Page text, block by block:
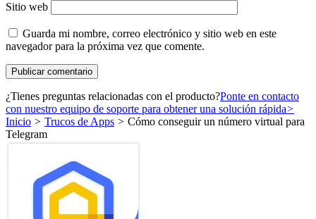
Sitio web
Guarda mi nombre, correo electrónico y sitio web en este
navegador para la próxima vez que comente.
¿Tienes preguntas relacionadas con el producto?Ponte en contacto
con nuestro equipo de soporte para obtener una solución rápida>
Inicio > Trucos de Apps > Cómo conseguir un número virtual para
Telegram